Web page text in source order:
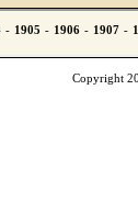
Copyright